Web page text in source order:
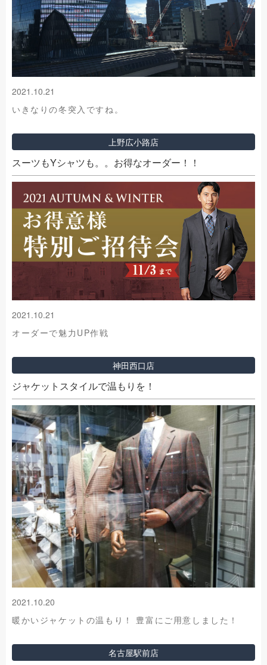
2021.10.21
いきなりの冬突入ですね。
上野広小路店
スーツもYシャツも。。お得なオーダー！！
2021.10.21
オーダーで魅力UP作戦
神田西口店
ジャケットスタイルで温もりを！
2021.10.20
暖かいジャケットの温もり！ 豊富にご用意しました！
名古屋駅前店